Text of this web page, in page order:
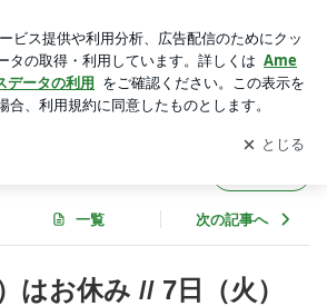
して ブログの更新通知
を受け取りまし
開く
一覧 次の記事へ
はお休み // 7日（火）